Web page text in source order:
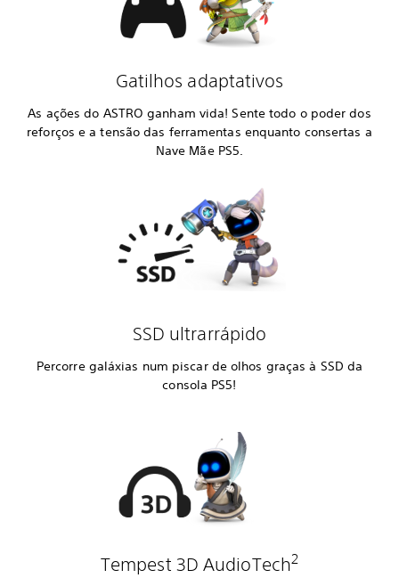
Gatilhos adaptativos
As ações do ASTRO ganham vida! Sente todo o poder dos
reforços e a tensão das ferramentas enquanto consertas a
Nave Mãe PS5.
SSD ultrarrápido
Percorre galáxias num piscar de olhos graças à SSD da
consola PS5!
Tempest 3D AudioTech2